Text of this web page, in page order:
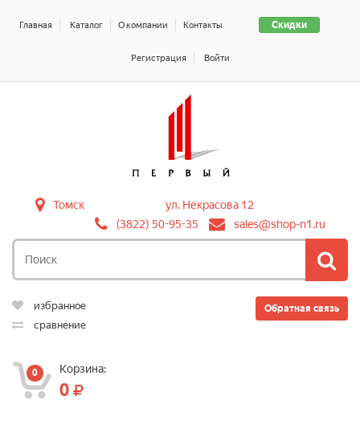
Скидки
Главная Каталог О компании Контакты
Регистрация Войти
Томск
ул. Некрасова 12
(3822) 50-95-35
sales@shop-n1.ru
Обратная связь
избранное
сравнение
0 Корзина:
0